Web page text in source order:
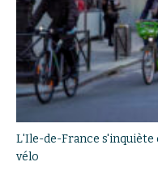
L'Ile-de-France s'inquiète
vélo